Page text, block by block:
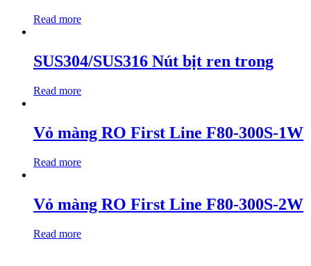
Read more
SUS304/SUS316 Nút bịt ren trong
Read more
Vỏ màng RO First Line F80-300S-1W
Read more
Vỏ màng RO First Line F80-300S-2W
Read more